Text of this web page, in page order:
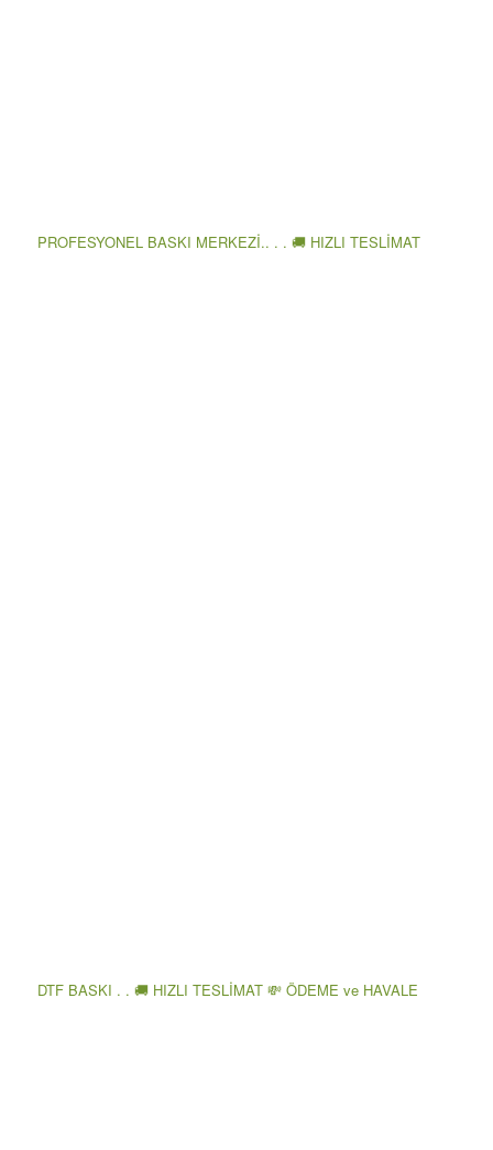
PROFESYONEL BASKI MERKEZİ.. . . 🚚 HIZLI TESLİMAT
DTF BASKI . . 🚚 HIZLI TESLİMAT 💸 ÖDEME ve HAVALE